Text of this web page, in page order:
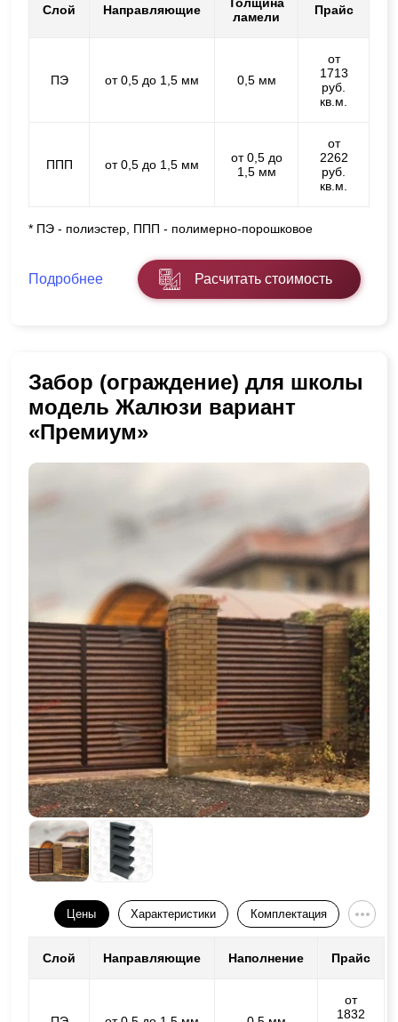
Слой Направляющие
Толщина
ламели
Прайс
ПЭ от 0,5 до 1,5 мм 0,5 мм
от
1713
руб.
кв.м.
ППП от 0,5 до 1,5 мм
от 0,5 до
1,5 мм
от
2262
руб.
кв.м.
* ПЭ - полиэстер, ППП - полимерно-порошковое
Подробнее Расчитать стоимость
Забор (ограждение) для школы
модель Жалюзи вариант
«Премиум»
Цены Характеристики Комплектация
Слой Направляющие Наполнение Прайс
от
1832